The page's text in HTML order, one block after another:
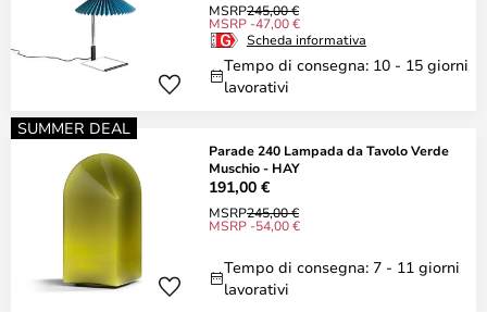
MSRP245,00 €
MSRP -47,00 €
Scheda informativa
Tempo di consegna: 10 - 15 giorni
lavorativi
SUMMER DEAL
Parade 240 Lampada da Tavolo Verde
Muschio - HAY
191,00 €
MSRP245,00 €
MSRP -54,00 €
Tempo di consegna: 7 - 11 giorni
lavorativi